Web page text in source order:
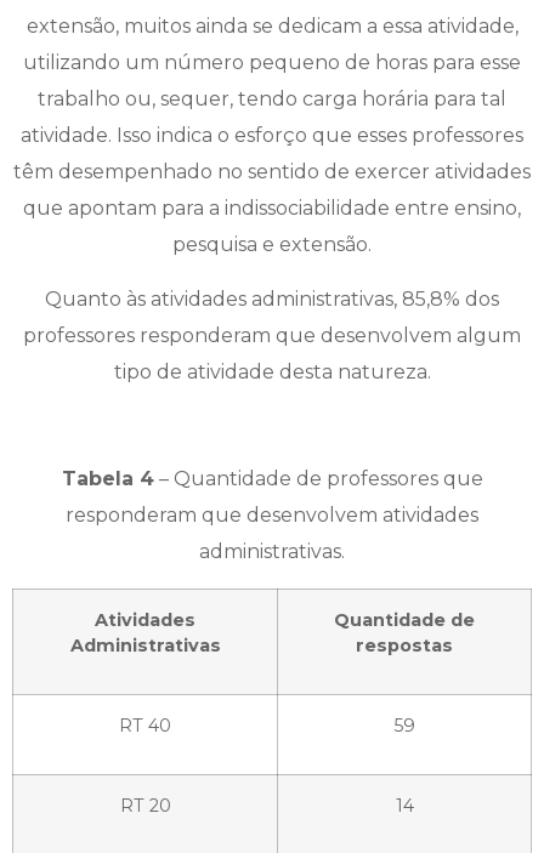
extensão, muitos ainda se dedicam a essa atividade,
utilizando um número pequeno de horas para esse
trabalho ou, sequer, tendo carga horária para tal
atividade. Isso indica o esforço que esses professores
têm desempenhado no sentido de exercer atividades
que apontam para a indissociabilidade entre ensino,
pesquisa e extensão.
Quanto às atividades administrativas, 85,8% dos
professores responderam que desenvolvem algum
tipo de atividade desta natureza.
Tabela 4– Quantidade de professores que
responderam que desenvolvem atividades
administrativas.
Atividades
Administrativas
Quantidade de
respostas
RT 40 59
RT 20 14